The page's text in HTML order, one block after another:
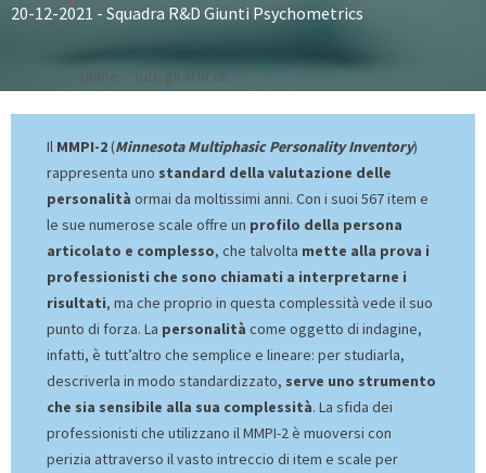
20-12-2021 - Squadra R&D Giunti Psychometrics
Il MMPI-2(Minnesota Multiphasic Personality Inventory)
rappresenta uno standard della valutazione delle
personalitàormai da moltissimi anni. Con i suoi 567 item e
le sue numerose scale offre un profilo della persona
articolato e complesso, che talvolta mette alla prova i
professionisti che sono chiamati a interpretarne i
risultati, ma che proprio in questa complessità vede il suo
punto di forza. La personalitàcome oggetto di indagine,
infatti, è tutt’altro che semplice e lineare: per studiarla,
descriverla in modo standardizzato, serve uno strumento
che sia sensibile alla sua complessità. La sfida dei
professionisti che utilizzano il MMPI-2 è muoversi con
perizia attraverso il vasto intreccio di item e scale per